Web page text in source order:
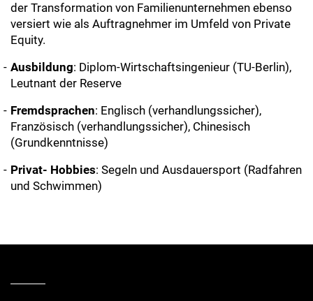
der Transformation von Familienunternehmen ebenso
versiert wie als Auftragnehmer im Umfeld von Private
Equity.
Ausbildung: Diplom-Wirtschaftsingenieur (TU-Berlin),
Leutnant der Reserve
Fremdsprachen: Englisch (verhandlungssicher),
Französisch (verhandlungssicher), Chinesisch
(Grundkenntnisse)
Privat- Hobbies: Segeln und Ausdauersport (Radfahren
und Schwimmen)